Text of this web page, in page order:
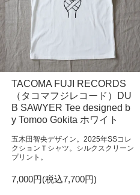
TACOMA FUJI RECORDS
（タコマフジレコード）DU
B SAWYER Tee designed b
y Tomoo Gokita ホワイト
五木田智央デザイン。2025年SSコレ
クションＴシャツ。シルクスクリーン
プリント。
7,000円(税込7,700円)